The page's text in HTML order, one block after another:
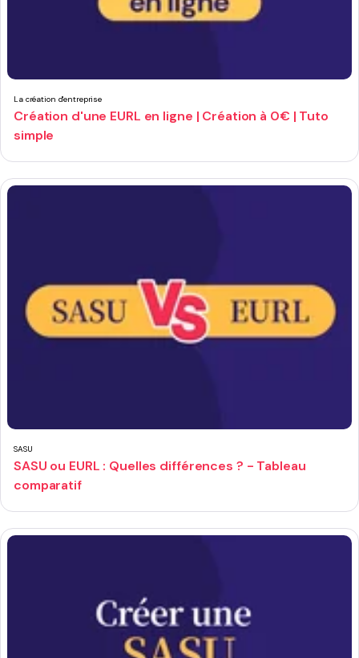
La création d'entreprise
Création d'une EURL en ligne | Création à 0€ | Tuto
simple
SASU
SASU ou EURL : Quelles différences ? - Tableau
comparatif